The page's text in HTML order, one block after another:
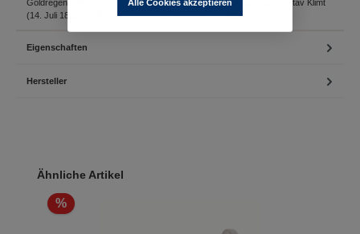
Goldregen – Teil eines Gemäldes von Gustav Klimt (1862-1918)Gustav Klimt
(14. Juli 1862 – 6. Februar 1918) war ein österre…Mehr
Eigenschaften
Hersteller
Produktgalerie überspringen
Ähnliche Artikel
%
Alle Cookies akzeptieren